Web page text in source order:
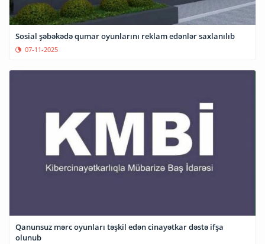
Sosial şəbəkədə qumar oyunlarını reklam edənlər saxlanılıb
07-11-2025
Qanunsuz mərc oyunları təşkil edən cinayətkar dəstə ifşa
olunub